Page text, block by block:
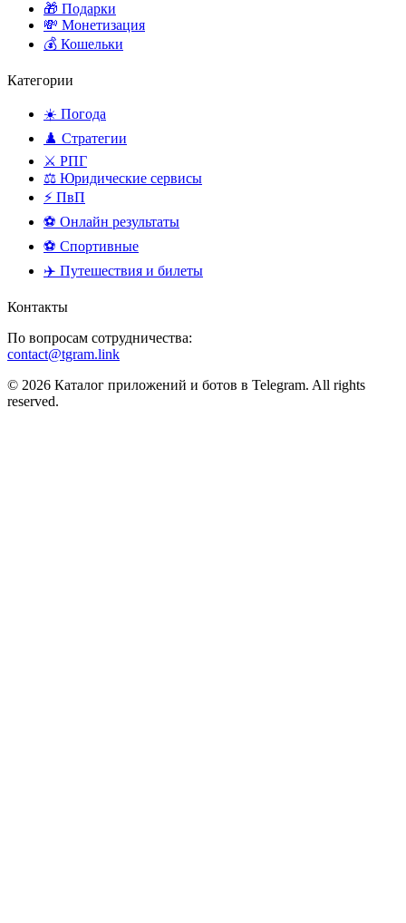
🎁 Подарки
💸 Монетизация
💰 Кошельки
Категории
☀️ Погода
♟️ Стратегии
⚔️ РПГ
⚖️ Юридические сервисы
⚡ ПвП
⚽ Онлайн результаты
⚽ Спортивные
✈️ Путешествия и билеты
Контакты
По вопросам сотрудничества:
contact@tgram.link
© 2026 Каталог приложений и ботов в Telegram. All rights
reserved.